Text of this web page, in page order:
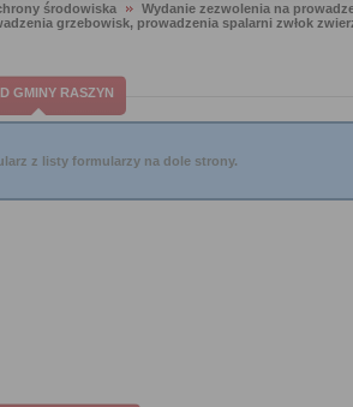
środowiska
Wydanie zezwolenia na
grzebowisk, prowadzenia spalarni zwłok
GMINY RASZYN
z listy formularzy na dole strony.